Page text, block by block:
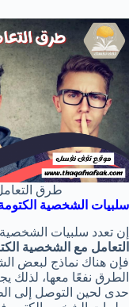
طرق
سلبيات الشخصية
إن تعدد سلبيات
التعامل مع الشخصية
فإن هناك نماذج لبعض
الطرق نفعًا معها،
حدى لحين التوصل إلى